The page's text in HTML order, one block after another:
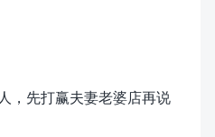
，先打赢夫妻老婆店再说